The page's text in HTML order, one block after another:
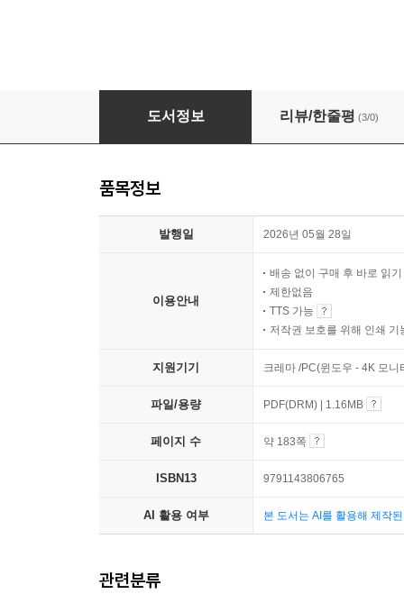
질문하는 인간이 살아남는다
도서정보 리뷰/한줄평 (3/0)
품목정보
발행일 2026년 05월 28일
이용안내
배송 없이 구매 후 바로 읽기
제한없음
TTS 가능
저작권 보호를 위해 인쇄 기
지원기기 크레마 /PC(윈도우 - 4K 모
파일/용량 PDF(DRM) | 1.16MB
페이지 수 약 183쪽
ISBN13 9791143806765
AI 활용 여부 본 도서는 AI를 활용해 제작
관련분류